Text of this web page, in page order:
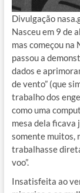
Divulgação
Nasceu em 9 de
mas começou na
passou a
dados e
de vento” (que
trabalho dos
como uma
mesa dela ficava
somente muitos,
trabalhasse
voo”.
Insatisfeita ao